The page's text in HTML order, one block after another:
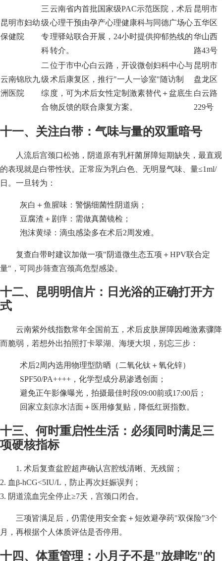
昆明市妇幼
保健院
三
级
专
科
云南省内首批国家级PAC示范医院，术后
心理干预由孕产心理健康科与同德广场心
理驿站联合开展，24小时提供抑郁热线的
转介。
昆明市
五华区
华山西
路43号
云南锦欣九
洲医院
二
级
综
合
位于市中心白云路，开设微创妇科中心与
术后康复区，推行"一人一诊室"随访制
度，可为术后女性定制激素替代＋盆底生
物反馈的联合康复方案。
昆明市
盘龙区
白云路
229号
十一、关注白带：气味与量的双重暗号
人流后宫颈口松弛，阴道原有乳杆菌屏障短期缺失，最直观
的表现就是白带性状。正常应为乳白色、无明显气味、量≤1ml/
日。一旦转为：
灰白＋鱼腥味：警惕细菌性阴道病；
豆腐渣＋剧痒：需做真菌镜检；
泡沫黄绿：滴虫感染多在术后2周发难。
复查白带时建议加做一项"阴道微生态五项＋HPV联合定
量"，可同步筛查宫颈高危型感染。
十二、昆明明信片：日光浴的正确打开方
式
云南紫外线指数常年全国前五，术后皮肤屏障因雌激素骤降
而脆弱，若想外出拍照打卡翠湖、海埂大坝，别忘三步：
术后2周内选用物理型防晒（二氧化钛＋氧化锌）
SPF50/PA++++，化学型成分易渗透创面；
避免正午影像曝光，拍摄最佳时段09:00前或17:00后；
回家立刻凉水洁面＋医用修复贴，降低红斑指数。
十三、何时重启性生活：必须同时满足三
项硬核指标
1. 术后复查盆腔超声确认宫腔线清晰、无残留；
2. 血β-hCG<5IU/L，防止再次妊娠误判；
3. 阴道流血完全停止≥7天，宫颈口闭合。
三项皆满足后，仍需使用安全套＋短效避孕药"双保险"3个
月，再根据个人体质评估是否停用。
十四、体重管理：小月子不是"放肆吃"的